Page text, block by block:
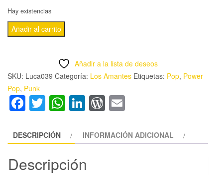
Hay existencias
LOS
AMANTES
24
HOURS'
CD
cantidad
Añadir al carrito
Añadir a la lista de deseos
SKU: Luca039 Categoría: Los Amantes Etiquetas: Pop, Power
Pop, Punk
Facebook
Twitter
WhatsApp
LinkedIn
WordPress
DESCRIPCIÓN INFORMACIÓN ADICIONAL
Descripción